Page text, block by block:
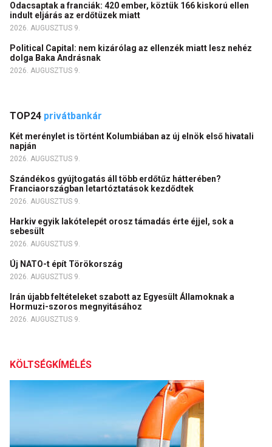
Odacsaptak a franciák: 420 ember, köztük 166 kiskorú ellen
indult eljárás az erdőtüzek miatt
2026. AUGUSZTUS 9.
Political Capital: nem kizárólag az ellenzék miatt lesz nehéz
dolga Baka Andrásnak
2026. AUGUSZTUS 9.
TOP24 privátbankár
Két merénylet is történt Kolumbiában az új elnök első hivatali
napján
2026. AUGUSZTUS 9.
Szándékos gyújtogatás áll több erdőtűz hátterében?
Franciaországban letartóztatások kezdődtek
2026. AUGUSZTUS 9.
Harkiv egyik lakótelepét orosz támadás érte éjjel, sok a
sebesült
2026. AUGUSZTUS 9.
Új NATO-t épít Törökország
2026. AUGUSZTUS 9.
Irán újabb feltételeket szabott az Egyesült Államoknak a
Hormuzi-szoros megnyitásához
2026. AUGUSZTUS 9.
KÖLTSÉGKÍMÉLÉS